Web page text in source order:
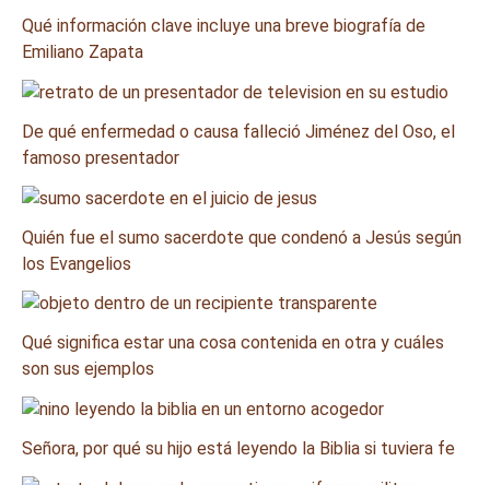
Qué información clave incluye una breve biografía de
Emiliano Zapata
De qué enfermedad o causa falleció Jiménez del Oso, el
famoso presentador
Quién fue el sumo sacerdote que condenó a Jesús según
los Evangelios
Qué significa estar una cosa contenida en otra y cuáles
son sus ejemplos
Señora, por qué su hijo está leyendo la Biblia si tuviera fe